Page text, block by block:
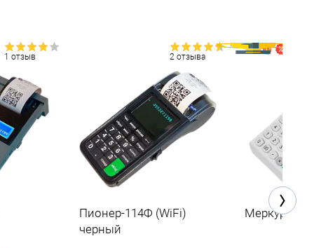
1 отзыв 2 отзыва
Пионер-114Ф (WiFi)
черный
Меркурий